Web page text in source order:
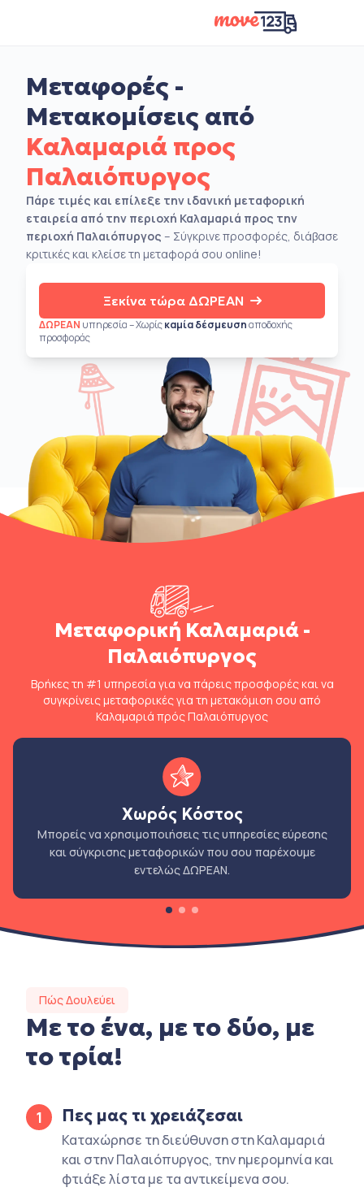
Μεταφορές -
Μετακομίσεις από
Καλαμαριά προς
Παλαιόπυργος
Πάρε τιμές και επίλεξε την ιδανική μεταφορική
εταιρεία από την περιοχή Καλαμαριά προς την
περιοχή Παλαιόπυργος – Σύγκρινε προσφορές, διάβασε
κριτικές και κλείσε τη μεταφορά σου online!
Ξεκίνα τώρα ΔΩΡΕΑΝ
ΔΩΡΕΑΝ υπηρεσία – Χωρίςκαμία δέσμευσηαποδοχής
προσφοράς
Μεταφορική Καλαμαριά -
Παλαιόπυργος
Βρήκες τη #1 υπηρεσία για να πάρεις προσφορές και να
συγκρίνεις μεταφορικές για τη μετακόμιση σου από
Καλαμαριά πρός Παλαιόπυργος
Χωρός Κόστος
Μπορείς να χρησιμοποιήσεις τις υπηρεσίες εύρεσης
και σύγκρισης μεταφορικών που σου παρέχουμε
εντελώς ΔΩΡΕΑΝ.
Πώς Δουλεύει
Με το ένα, με το δύο, με
το τρία!
1 Πες μας τι χρειάζεσαι
Καταχώρησε τη διεύθυνση στη Καλαμαριά
και στην Παλαιόπυργος, την ημερομηνία και
φτιάξε λίστα με τα αντικείμενα σου.